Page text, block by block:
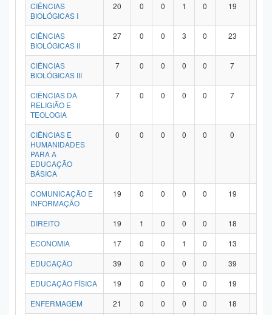
CIÊNCIAS
BIOLÓGICAS I
20 0 0 1 0 19
CIÊNCIAS
BIOLÓGICAS II
27 0 0 3 0 23
CIÊNCIAS
BIOLÓGICAS III
7 0 0 0 0 7
CIÊNCIAS DA
RELIGIÃO E
TEOLOGIA
7 0 0 0 0 7
CIÊNCIAS E
HUMANIDADES
PARA A
EDUCAÇÃO
BÁSICA
0 0 0 0 0 0
COMUNICAÇÃO E
INFORMAÇÃO
19 0 0 0 0 19
DIREITO 19 1 0 0 0 18
ECONOMIA
17 0 0 1 0 13
EDUCAÇÃO
39 0 0 0 0 39
EDUCAÇÃO FÍSICA
19 0 0 0 0 19
ENFERMAGEM
21 0 0 0 0 18